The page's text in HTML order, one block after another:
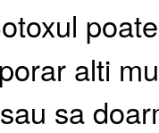
alti
sa